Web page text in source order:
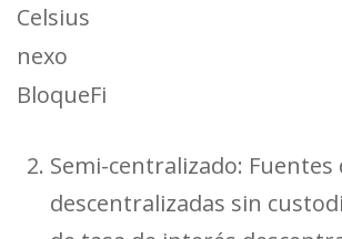
Celsius
nexo
BloqueFi
Semi-centralizado: Fuentes
descentralizadas sin